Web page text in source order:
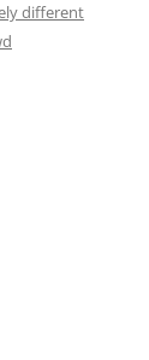
different